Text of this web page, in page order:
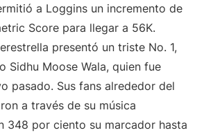
a Loggins un incremento de
Score para llegar a 56K.
presentó un triste No. 1,
Sidhu Moose Wala, quien fue
pasado. Sus fans alrededor del
a través de su música
348 por ciento su marcador hasta